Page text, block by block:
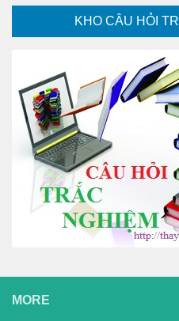
KHO CÂU HỎI
MORE